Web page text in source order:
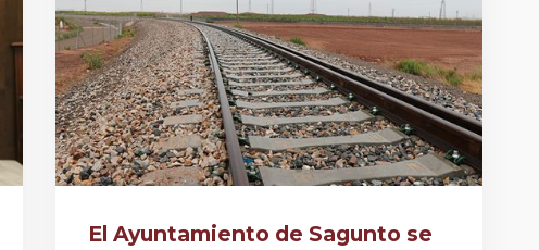
El Ayuntamiento de Sagunto se